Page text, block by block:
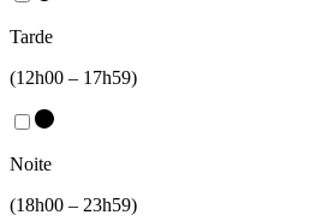
Tarde
(12h00 – 17h59)
Noite
(18h00 – 23h59)